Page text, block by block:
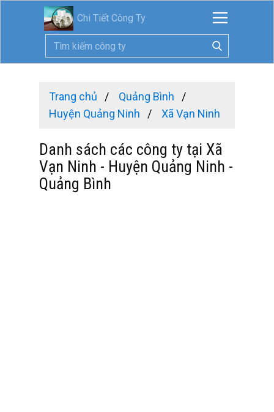
Chi Tiết Công Ty
Trang chủ
Quảng Bình
Huyện Quảng Ninh
Xã Vạn Ninh
Danh sách các công ty tại Xã
Vạn Ninh - Huyện Quảng Ninh -
Quảng Bình